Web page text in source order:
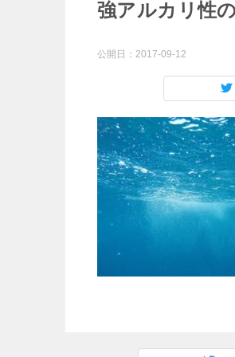
強アルカリ性
公開日： 2017-09-12